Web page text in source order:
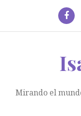
Mirando el